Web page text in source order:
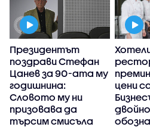
Президентът
поздрави Стефан
Цанев за 90-ата му
годишнина:
Словото му ни
призовава да
търсим смисъла
цени